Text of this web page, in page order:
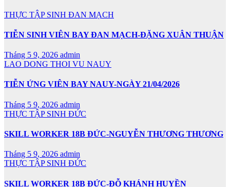
THỰC TẬP SINH ĐAN MẠCH
TIỄN SINH VIÊN BAY ĐAN MẠCH-ĐẶNG XUÂN THUẬN
Tháng 5 9, 2026 admin
LAO DONG THOI VU NAUY
TIỄN ỨNG VIÊN BAY NAUY-NGÀY 21/04/2026
Tháng 5 9, 2026 admin
THỰC TẬP SINH ĐỨC
SKILL WORKER 18B ĐỨC-NGUYỄN THƯƠNG THƯƠNG
Tháng 5 9, 2026 admin
THỰC TẬP SINH ĐỨC
SKILL WORKER 18B ĐỨC-ĐỖ KHÁNH HUYỀN